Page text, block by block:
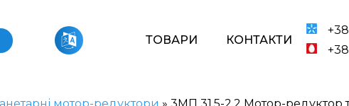
ТОВАРИ КОНТАКТИ